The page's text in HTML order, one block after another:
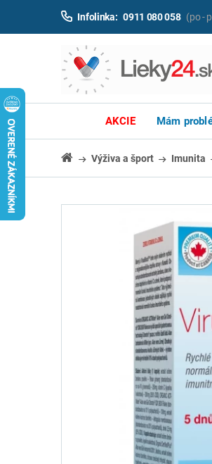
Infolinka: 0911 080 058 (po -
AKCIE Mám
Výživa a šport Imunita